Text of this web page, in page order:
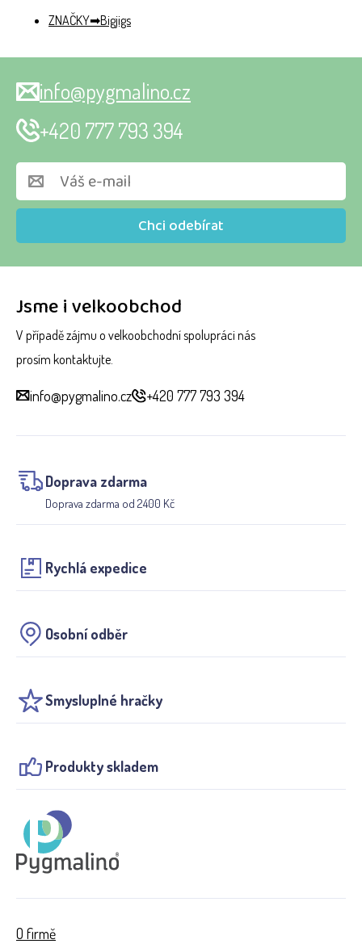
ZNAČKY Bigjigs
Jsme i velkoobchod
V případě zájmu o velkoobchodní spolupráci nás
prosím kontaktujte.
info@pygmalino.cz +420 777 793 394
Doprava zdarma
Doprava zdarma od 2400 Kč
Rychlá expedice
Osobní odběr
Smysluplné hračky
Produkty skladem
Chci odebírat
info@pygmalino.cz
+420 777 793 394
O firmě